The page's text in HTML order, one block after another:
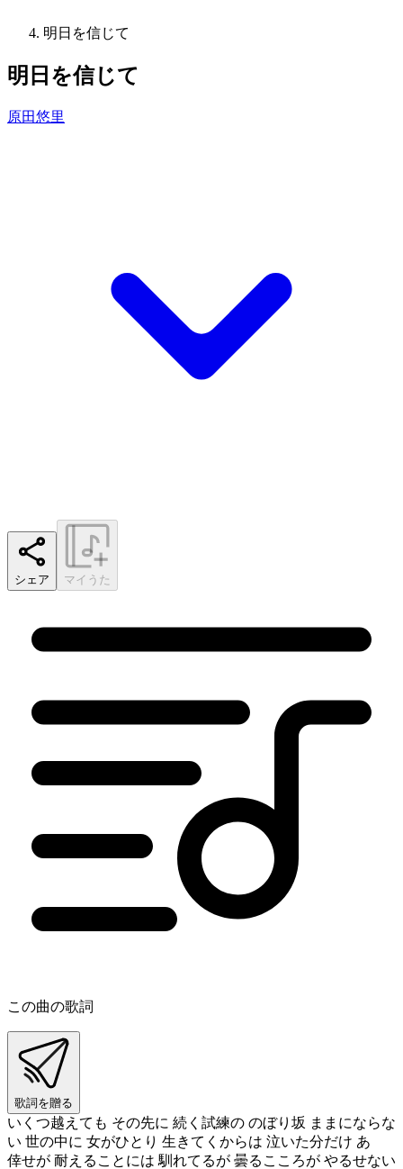
明日を信じて
明日を信じて
原田悠里
シェア マイうた
この曲の歌詞
歌詞を贈る
いくつ越えても その先に 続く試練の のぼり坂 ままにならな
い 世の中に 女がひとり 生きてくからは 泣いた分だけ あゝ
倖せが 耐えることには 馴れてるが 曇るこころが やるせない